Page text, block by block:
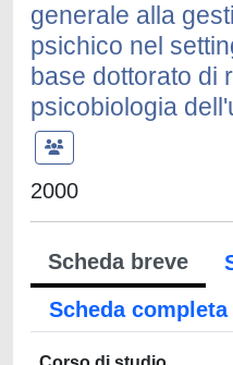
generale alla
psichico nel
base dottorato di
psicobiologia
2000
Scheda breve
Scheda completa